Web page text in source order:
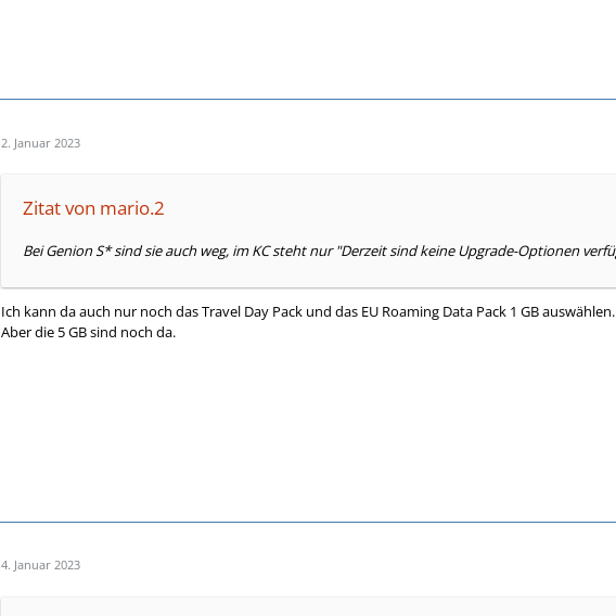
2. Januar 2023
Zitat von mario.2
Bei Genion S* sind sie auch weg, im KC steht nur "Derzeit sind keine Upgrade-Optionen
Ich kann da auch nur noch das Travel Day Pack und das EU Roaming Data Pack 1 GB auswählen.
Aber die 5 GB sind noch da.
4. Januar 2023